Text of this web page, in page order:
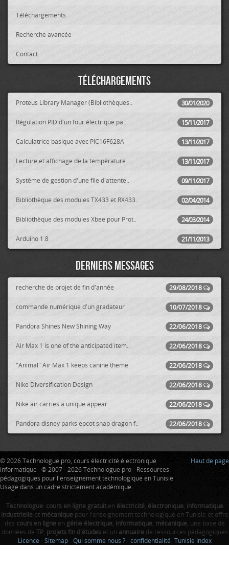
Téléchargements
Recherche avancée
Contact
Téléchargements
30/01/2020
Proteus Library Manager (Bibliothèques..
15/11/2017
Régulation PID d'un four électrique pa..
13/11/2017
Calculatrice basique avec PIC16F628A
13/11/2017
Lecture et affichage de la température ..
09/11/2017
Système de gestion d'une file d'attente..
02/04/2014
Bibliothèque des modules TX433 et RX433..
24/03/2014
Bibliothèque des modules Xbee pour Prot..
21/11/2013
Arduino 1.8
Derniers messages
29/08/2018
recherche de projet de fin d'année
10/07/2018
commande numérique d'un gradateur
22/06/2018
Pandora Shines New Shining Way
22/06/2018
Air Max 1 is one of the anticipated item..
22/06/2018
"Animal" Air Max 1 keeps canine theme
22/06/2018
Nike Diversification Design
22/06/2018
Nike air carries a unique appear
22/06/2018
Pandora disney parks epcot snap dragon f..
Haut de page
© 2026 Technologue pro, cours électricité électronique
informatique · © 2007 - 2026 Technologue pro - Ressources
pédagogiques pour l'enseignement technologique en Tunisie
Usage dans un cadre strictement académique
Technologue: cours en ligne gratuiten électricité, électronique, informatique
industrielleet mécaniquepour l'enseignement technologique en Tunisie et offre
des cours en ligneen génie électrique, informatique, mécanique, une base de
données de TP, projets fin d'étudeset un annuairede ressources pédagogiques
Licence - Sitemap - Qui somme nous ? - confidentialité- Tunisie Index